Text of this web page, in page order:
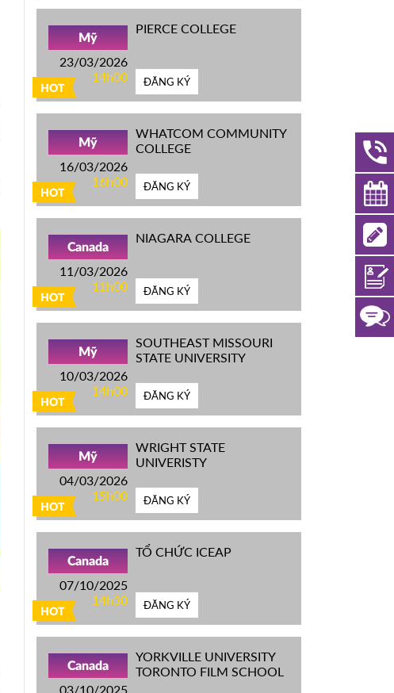
HOT
Mỹ
23/03/2026
14h00
PIERCE COLLEGE
ĐĂNG KÝ
HOT
Mỹ
16/03/2026
16h00
WHATCOM COMMUNITY
COLLEGE
ĐĂNG KÝ
HOT
Canada
11/03/2026
11h00
NIAGARA COLLEGE
ĐĂNG KÝ
HOT
Mỹ
10/03/2026
14h00
SOUTHEAST MISSOURI
STATE UNIVERSITY
ĐĂNG KÝ
HOT
Mỹ
04/03/2026
15h00
WRIGHT STATE
UNIVERISTY
ĐĂNG KÝ
HOT
Canada
07/10/2025
14h30
TỔ CHỨC ICEAP
ĐĂNG KÝ
Canada
03/10/2025
YORKVILLE UNIVERSITY
TORONTO FILM SCHOOL